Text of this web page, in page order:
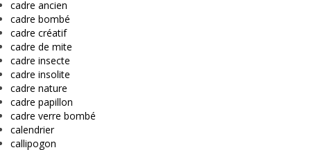
cadre ancien
cadre bombé
cadre créatif
cadre de mite
cadre insecte
cadre insolite
cadre nature
cadre papillon
cadre verre bombé
calendrier
callipogon